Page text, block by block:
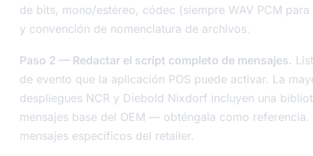
de bits, mono/estéreo, códec (siempre WAV PCM para
y convención de nomenclatura de archivos.
Paso 2 — Redactar el script completo de mensajes.
de evento que la aplicación POS puede activar. La
despliegues NCR y Diebold Nixdorf incluyen una
mensajes base del OEM — obténgala como referencia.
mensajes específicos del retailer.